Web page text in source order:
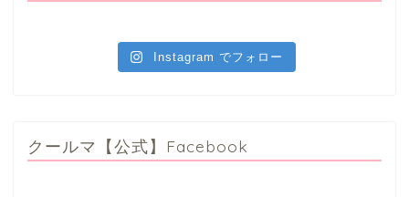
Instagram でフォロー
クールマ【公式】Facebook